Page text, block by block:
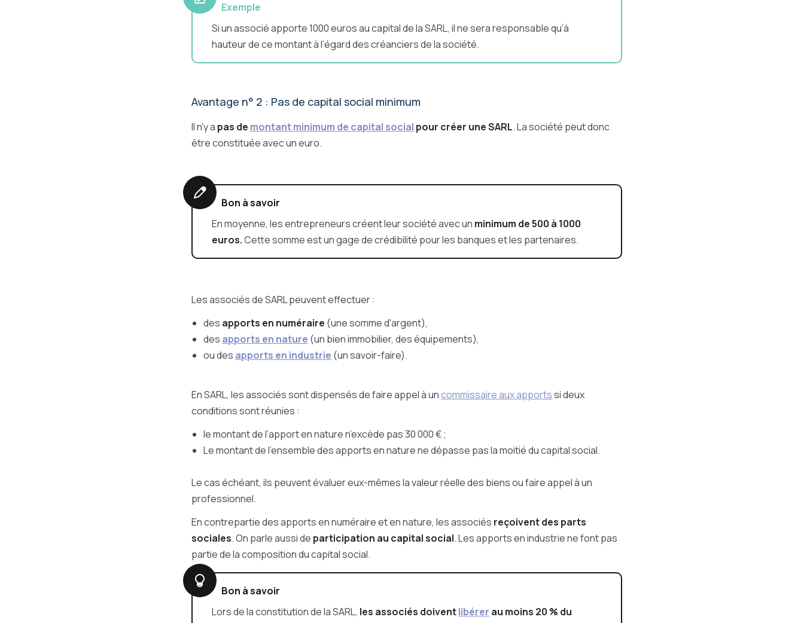
Exemple
Si un associé apporte 1000 euros au capital de la SARL, il ne sera responsable qu’à
hauteur de ce montant à l’égard des créanciers de la société.
Avantage n° 2 : Pas de capital social minimum
Il n'y a pas de montant minimum de capital social pour créer une SARL. La société peut donc
être constituée avec un euro.
Bon à savoir
En moyenne, les entrepreneurs créent leur société avec un minimum de 500 à 1000
euros.Cette somme est un gage de crédibilité pour les banques et les partenaires.
Les associés de SARL peuvent effectuer :
des apports en numéraire (une somme d'argent),
des apports en nature (un bien immobilier, des équipements),
ou des apports en industrie (un savoir-faire).
En SARL, les associés sont dispensés de faire appel à uncommissaire aux apportssi deux
conditions sont réunies :
le montant de l’apport en nature n’excède pas 30 000 € ;
Le montant de l'ensemble des apports en nature ne dépasse pas la moitié du capital social.
Le cas échéant, ils peuvent évaluer eux-mêmes la valeur réelle des biens ou faire appel à un
professionnel.
En contrepartie des apports en numéraire et en nature, les associés reçoivent des parts
sociales. On parle aussi de participation au capital social. Les apports en industrie ne font pas
partie de la composition du capital social.
Bon à savoir
Lors de la constitution de la SARL, les associés doiventlibérer au moins 20 % du